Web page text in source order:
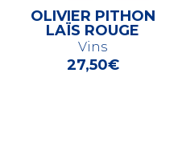
OLIVIER PITHON
LAÏS ROUGE
Vins
27,50€